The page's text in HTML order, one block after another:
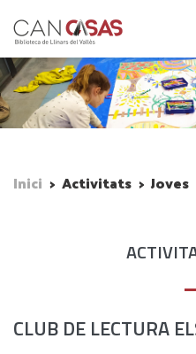
Inici > Activitats > Joves
CLUB DE LECTURA